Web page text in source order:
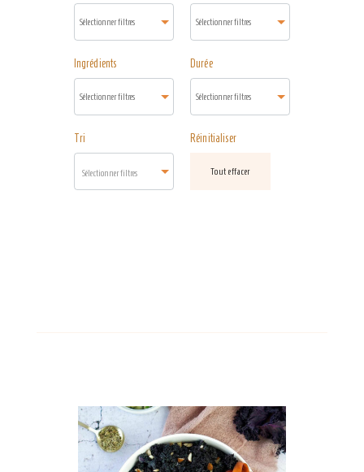
Ingrédients Durée
Tri
Sélectionner filtres
Réinitialiser
Tout effacer